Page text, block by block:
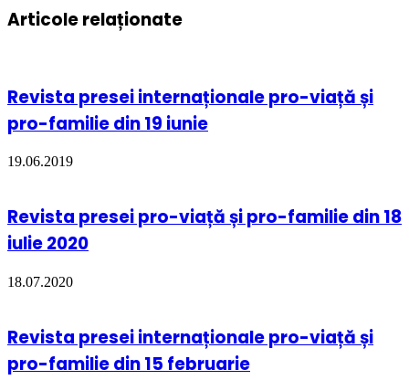
Articole relaționate
Revista presei internaționale pro-viață și
pro-familie din 19 iunie
19.06.2019
Revista presei pro-viață și pro-familie din 18
iulie 2020
18.07.2020
Revista presei internaționale pro-viață și
pro-familie din 15 februarie